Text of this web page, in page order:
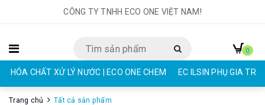
CÔNG TY TNHH ECO ONE VIỆT NAM!
HÓA CHẤT XỬ LÝ NƯỚC | ECO ONE CHEM EC ILSIN PHỤ GIA
0
Trang chủ Tất cả sản phẩm